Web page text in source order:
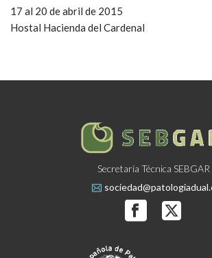
17 al 20 de abril de 2015
Hostal Hacienda del Cardenal
Secretaría Técnica SEBGAR